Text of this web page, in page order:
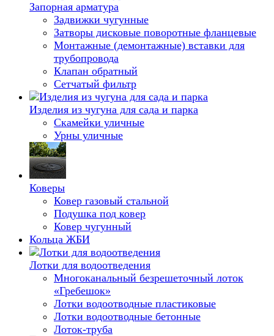
Запорная арматура
Задвижки чугунные
Затворы дисковые поворотные фланцевые
Монтажные (демонтажные) вставки для
трубопровода
Клапан обратный
Сетчатый фильтр
Изделия из чугуна для сада и парка
Скамейки уличные
Урны уличные
Коверы
Ковер газовый стальной
Подушка под ковер
Ковер чугунный
Кольца ЖБИ
Лотки для водоотведения
Многоканальный безрешеточный лоток
«Гребешок»
Лотки водоотводные пластиковые
Лотки водоотводные бетонные
Лоток-труба